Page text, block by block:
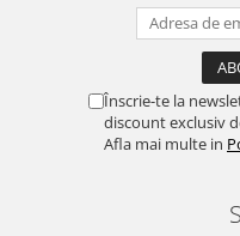
Înscrie-te la
discount exclusiv
Afla mai multe in